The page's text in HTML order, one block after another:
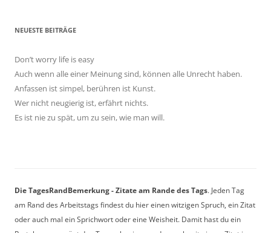
NEUESTE BEITRÄGE
Don’t worry life is easy
Auch wenn alle einer Meinung sind, können alle Unrecht haben.
Anfassen ist simpel, berühren ist Kunst.
Wer nicht neugierig ist, erfährt nichts.
Es ist nie zu spät, um zu sein, wie man will.
Die TagesRandBemerkung - Zitate am Rande des Tags. Jeden Tag
am Rand des Arbeitstags findest du hier einen witzigen Spruch, ein Zitat
oder auch mal ein Sprichwort oder eine Weisheit. Damit hast du ein